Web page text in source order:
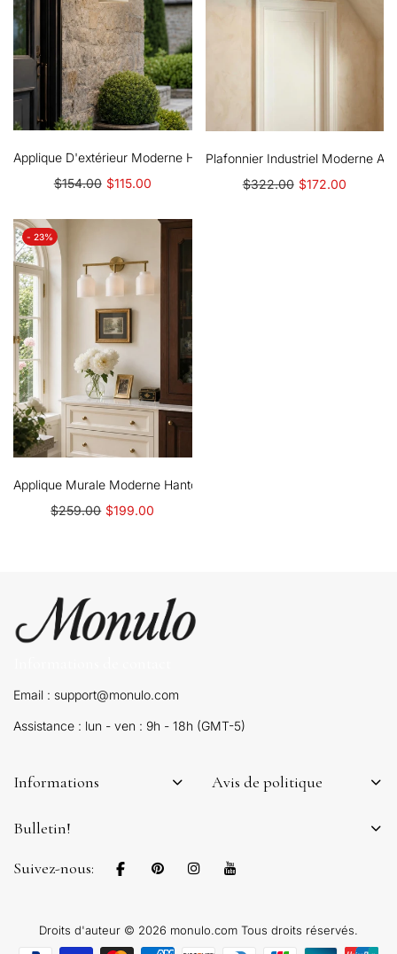
Applique D'extérieur Moderne Hanton – Applique Murale
$154.00 $115.00
Plafonnier Industriel Moderne
$322.00 $172.00
- 23%
Applique Murale Moderne Hanton À 3 Lumières – Luminaire En
$259.00 $199.00
Email : support@monulo.com
Assistance : lun - ven : 9h - 18h (GMT-5)
Informations Avis de politique
Bulletin!
Suivez-nous:
Droits d'auteur © 2026 monulo.com Tous droits réservés.